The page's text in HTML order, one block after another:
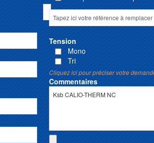
Tension
Mono
Tri
Cliquez ici pour préciser votre
Commentaires